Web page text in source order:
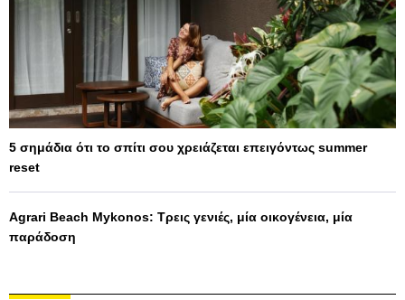
5 σημάδια ότι το σπίτι σου χρειάζεται επειγόντως summer
reset
Agrari Beach Mykonos: Τρεις γενιές, μία οικογένεια, μία
παράδοση